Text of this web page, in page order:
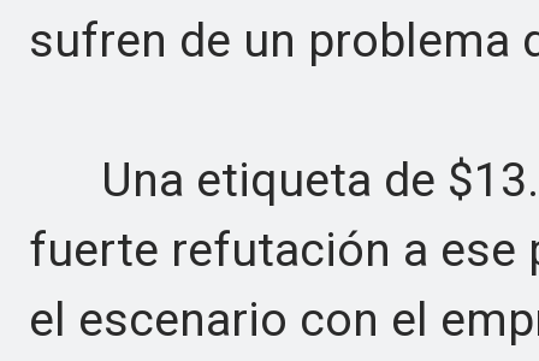
sufren de un problema
Una etiqueta de
fuerte refutación a ese
el escenario con el